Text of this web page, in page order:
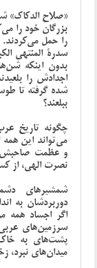
«صلاح الدکاک»
بزرگان خود را
را حمل می‌کردند.
سدرة المنتهی
بدون اینکه
اجدادش را
شده گرفته تا
ببلعند؟
چگونه تاریخ
می‌تواند این همه
و عظمت صاحبش
نصرت الهی، از
شمشیرهای
دوربردشان به
اگر اجساد همه
سرزمین‌های
پشت‌های به خاک
میدان‌های